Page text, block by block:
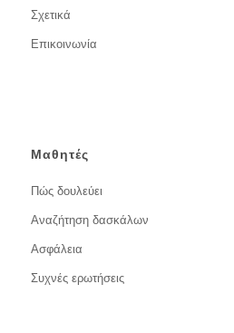
Σχετικά
Επικοινωνία
Μαθητές
Πώς δουλεύει
Αναζήτηση δασκάλων
Ασφάλεια
Συχνές ερωτήσεις